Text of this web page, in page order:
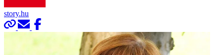
story.hu